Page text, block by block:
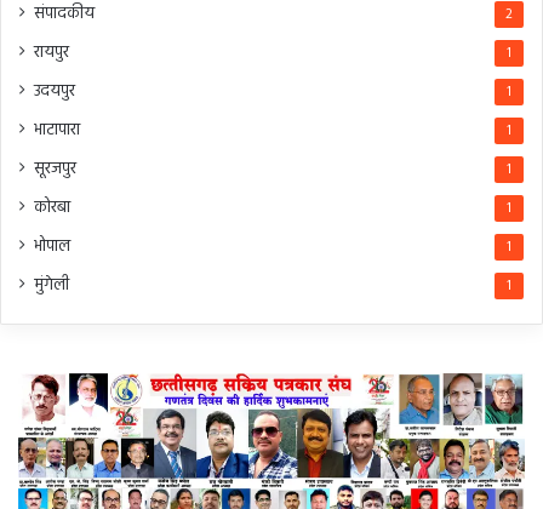
संपादकीय 2
रायपुर 1
उदयपुर 1
भाटापारा 1
सूरजपुर 1
कोरबा 1
भोपाल 1
मुंगेली 1